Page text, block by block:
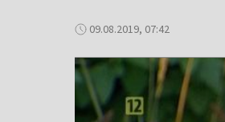
09.08.2019, 07:42